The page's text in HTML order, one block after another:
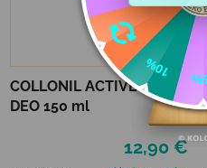
COLLONIL ACTIVE SHOE
DEO 150 ml
12,90 €